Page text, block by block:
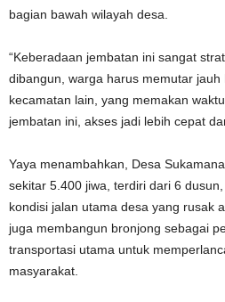
bagian bawah wilayah desa.
“Keberadaan jembatan ini sangat
dibangun, warga harus memutar jauh
kecamatan lain, yang memakan
jembatan ini, akses jadi lebih cepat
Yaya menambahkan, Desa
sekitar 5.400 jiwa, terdiri dari 6
kondisi jalan utama desa yang rusak
juga membangun bronjong sebagai
transportasi utama untuk
masyarakat.